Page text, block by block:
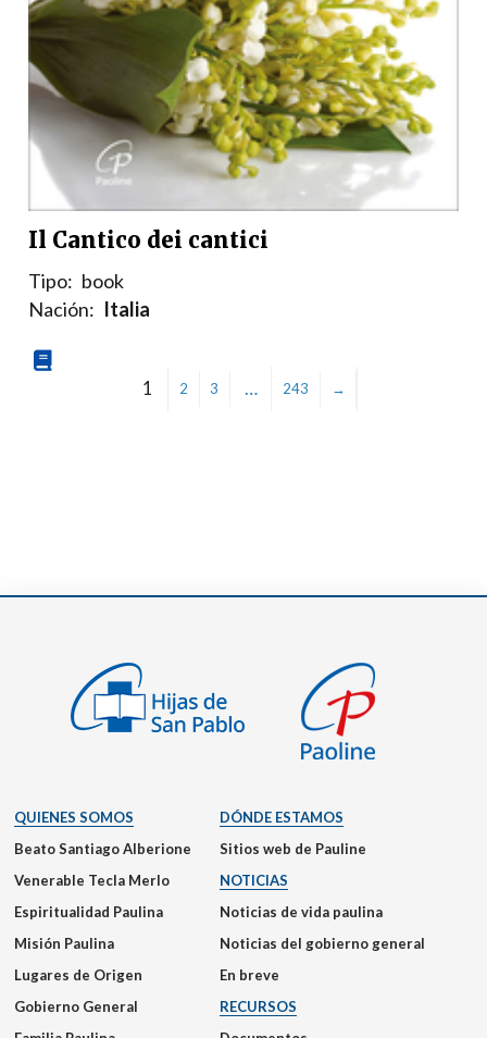
Il Cantico dei cantici
Tipo: book
Nación: Italia
1 2 3 … 243 →
QUIENES SOMOS
Beato Santiago Alberione
Venerable Tecla Merlo
Espiritualidad Paulina
Misión Paulina
Lugares de Origen
Gobierno General
DÓNDE ESTAMOS
Sitios web de Pauline
NOTICIAS
Noticias de vida paulina
Noticias del gobierno general
En breve
RECURSOS